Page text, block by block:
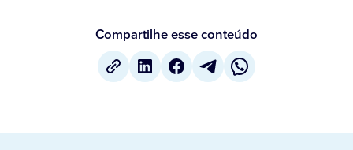
Compartilhe esse conteúdo